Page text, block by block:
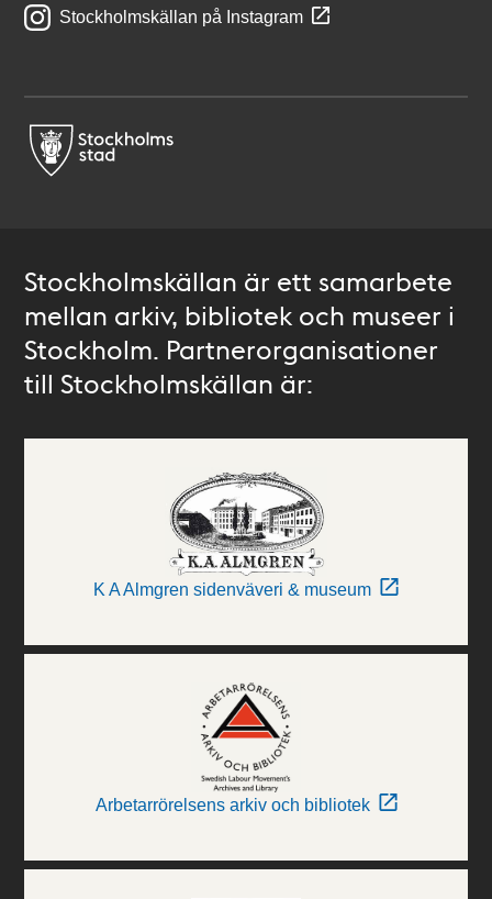
Stockholmskällan på Instagram
Stockholmskällan är ett samarbete
mellan arkiv, bibliotek och museer i
Stockholm. Partnerorganisationer
till Stockholmskällan är:
K A Almgren sidenväveri & museum
Arbetarrörelsens arkiv och bibliotek